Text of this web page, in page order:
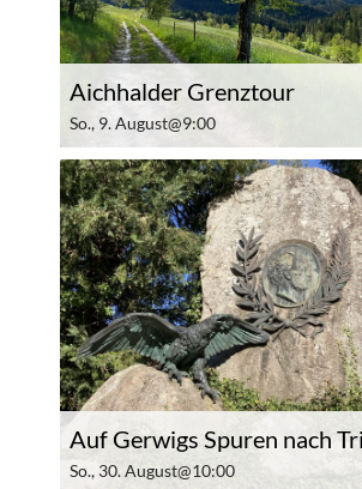
Aichhalder Grenztour
So., 9. August@9:00
Auf Gerwigs Spuren nach
So., 30. August@10:00